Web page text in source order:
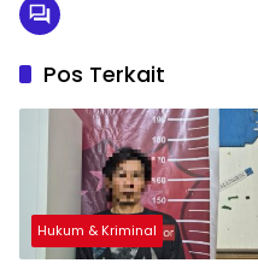
Pos Terkait
Hukum & Kriminal